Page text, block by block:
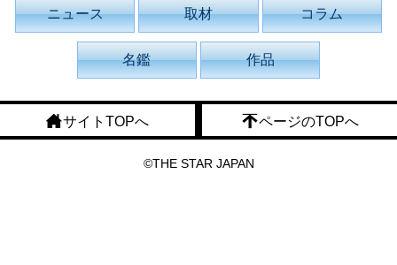
ニュース 取材 コラム
名鑑 作品
サイトTOPへ ページのTOPへ
©THE STAR JAPAN